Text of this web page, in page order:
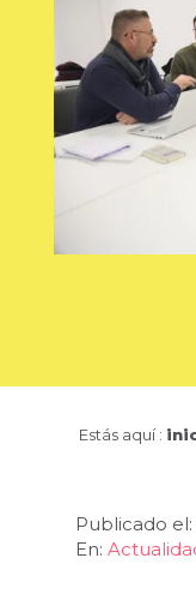
Estás aquí :
Publicado
En: